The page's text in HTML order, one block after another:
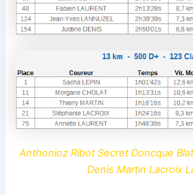
Anthonioz Ribot Secret Doncque
Denis Martin Lacroix